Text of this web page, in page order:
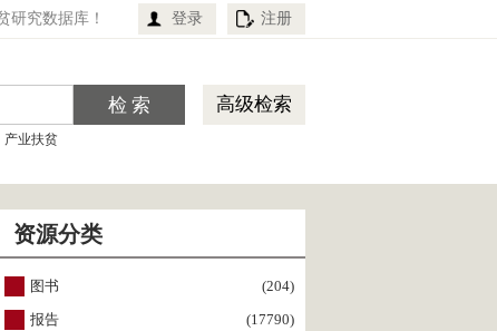
登录 注册
研究数据库！
高级检索
产业扶贫
资源分类
图书
(204)
报告
(17790)